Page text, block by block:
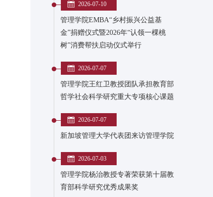
2026-07-10
管理学院EMBA“乡村振兴公益基
金”捐赠仪式暨2026年“认领一棵桃
树”消费帮扶启动仪式举行
2026-07-07
管理学院王红卫教授团队承担教育部
哲学社会科学研究重大专项核心课题
2026-07-07
新加坡管理大学代表团来访管理学院
2026-07-03
管理学院杨治教授专著荣获第十届教
育部科学研究优秀成果奖